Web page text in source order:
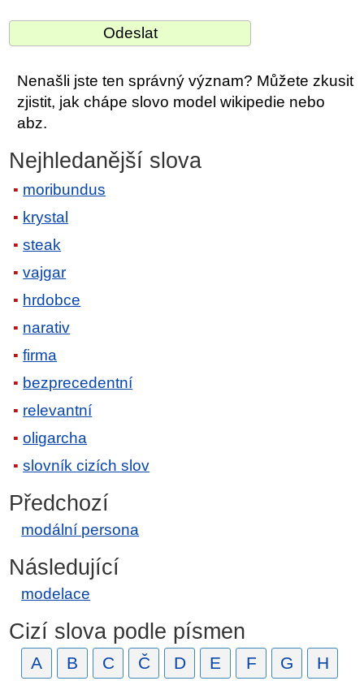
Nenašli jste ten správný význam? Můžete zkusit
zjistit, jak chápe slovo model wikipedie nebo
abz.
Nejhledanější slova
moribundus
krystal
steak
vajgar
hrdobce
narativ
firma
bezprecedentní
relevantní
oligarcha
slovník cizích slov
Předchozí
modální persona
Následující
modelace
Cizí slova podle písmen
A B C Č D E F G H